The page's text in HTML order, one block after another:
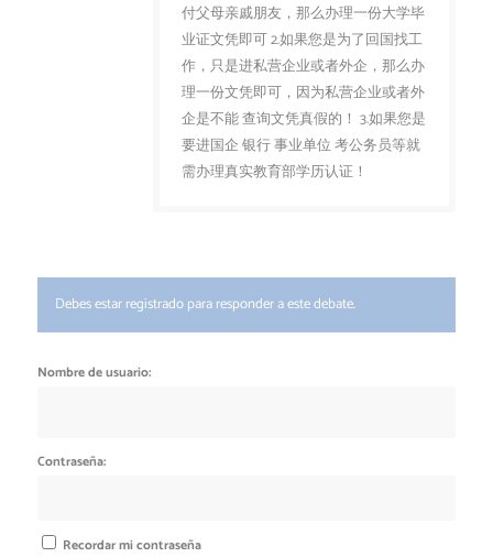
付父母亲戚朋友，那么办理一份大学毕
业证文凭即可 2.如果您是为了回国找工
作，只是进私营企业或者外企，那么办
理一份文凭即可，因为私营企业或者外
企是不能 查询文凭真假的！ 3.如果您是
要进国企 银行 事业单位 考公务员等就
需办理真实教育部学历认证！
Debes estar registrado para responder a este debate.
Nombre de usuario:
Contraseña:
Recordar mi contraseña